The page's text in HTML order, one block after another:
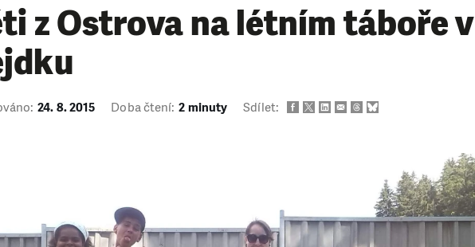
z Ostrova na létním táboře v
24. 8. 2015 Doba čtení: 2 minuty Sdílet: